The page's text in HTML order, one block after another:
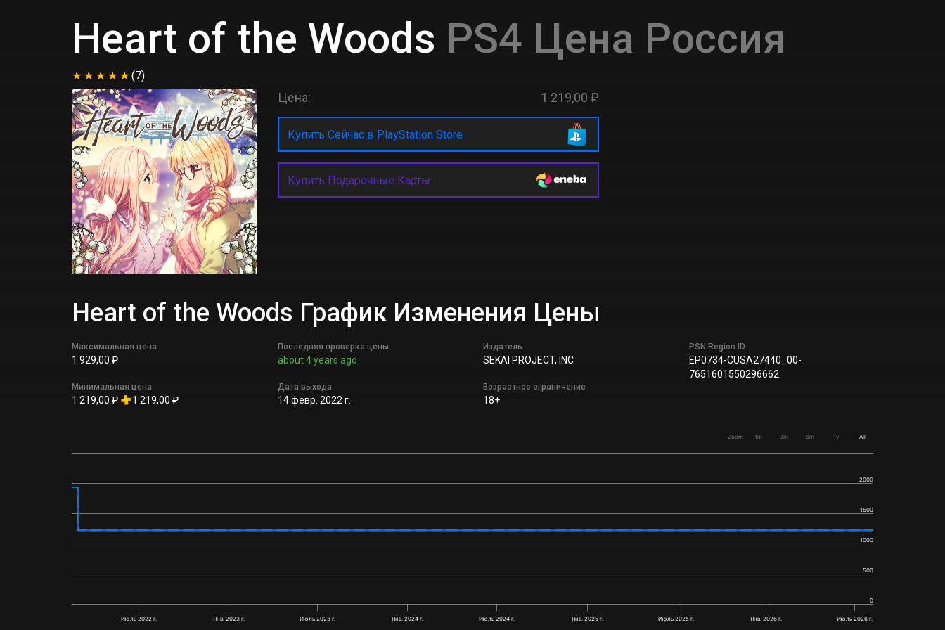
Heart of the Woods PS4 Цена Россия
(7)
Цена: 1 219,00 ₽
Купить Сейчас в PlayStation Store
Купить Подарочные Карты
Heart of the Woods График Изменения Цены
Максимальная цена
1 929,00 ₽
Минимальная цена
1 219,00 ₽ 1 219,00 ₽
Последняя проверка цены
about 4 years ago
Дата выхода
14 февр. 2022 г.
Издатель
SEKAI PROJECT, INC
Возрастное ограничение
18+
PSN Region ID
EP0734-CUSA27440_00-
7651601550296662
Zoom 1m 3m 6m 1y All
Июль 2022 г. Янв. 2023 г. Июль 2023 г. Янв. 2024 г. Июль 2024 г. Янв. 2025 г. Июль 2025 г. Янв. 2026 г. Июль 2026 г.
0
500
1000
1500
2000